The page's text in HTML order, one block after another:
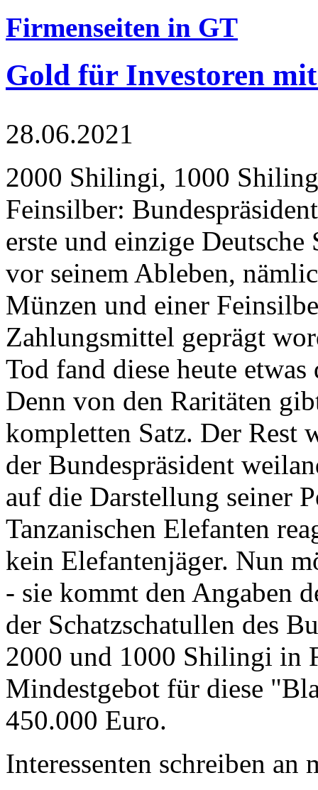
Firmenseiten in GT
Gold für Investoren
28.06.2021
2000 Shilingi, 1000
Feinsilber:
erste und einzige Deutsche
vor seinem Ableben,
Münzen und einer
Zahlungsmittel geprägt
Tod fand diese heute
Denn von den Raritäten
kompletten Satz. Der Rest
der Bundespräsident
auf die Darstellung seiner
Tanzanischen Elefanten
kein Elefantenjäger. Nun
- sie kommt den Angaben
der Schatzschatullen des
2000 und 1000 Shilingi in
Mindestgebot für diese
450.000 Euro.
Interessenten schreiben